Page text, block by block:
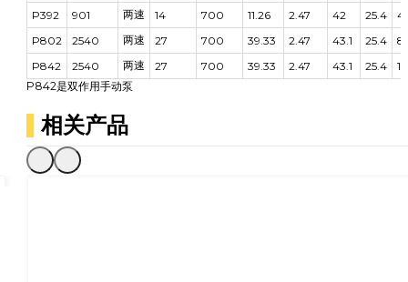
P392
901 两速 14 700 11.26 2.47 42 25.4
P802
2540 两速 27 700 39.33 2.47 43.1 25.4
P842
2540 两速 27 700 39.33 2.47 43.1 25.4
12
P842是双作用手动泵
相关产品